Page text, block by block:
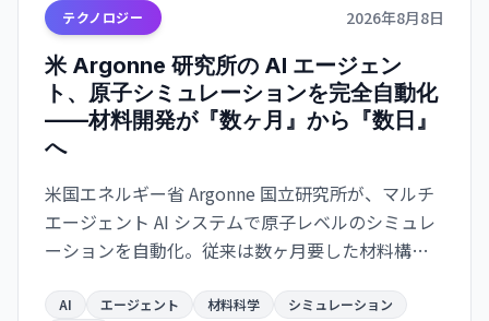
テクノロジー 2026年8月8日
米 Argonne 研究所の AI エージェン
ト、原子シミュレーションを完全自動化
——材料開発が『数ヶ月』から『数日』
へ
米国エネルギー省 Argonne 国立研究所が、マルチ
エージェント AI システムで原子レベルのシミュレ
ーションを自動化。従来は数ヶ月要した材料構造
航空宇宙・電子部品分野での新材料開発が急速化
AI エージェント 材料科学
シミュレーション